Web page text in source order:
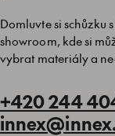
Domluvte si schůzku
showroom, kde si
vybrat materiály a
+420 244